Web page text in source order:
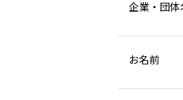
企業・団体
お名前